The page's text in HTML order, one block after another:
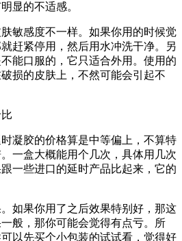
显的不适感。
敏感度不一样。如果你用的时候觉
赶紧停用，然后用水冲洗干净。另
能口服的，它只适合外用。使用的
损的皮肤上，不然可能会引起不
凝胶的价格算是中等偏上，不算特
一盒大概能用个几次，具体用几次
一些进口的延时产品比起来，它的
如果你用了之后效果特别好，那这
般，那你可能会觉得有点亏。所
以先买个小包装的试试看，觉得好